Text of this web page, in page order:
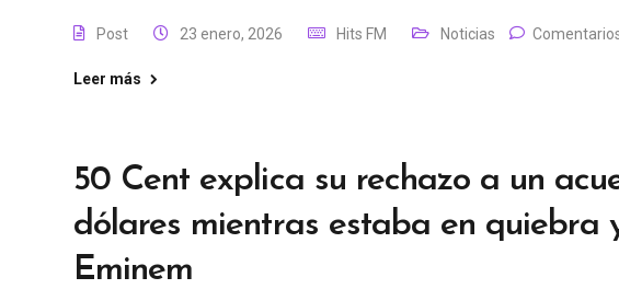
Post 23 enero, 2026 Hits FM Noticias
Leer más
50 Cent explica su rechazo a un
dólares mientras estaba en quiebra
Eminem